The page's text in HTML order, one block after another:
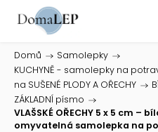
Domů / Samolepky /
KUCHYNĚ - samolepky na
na SUŠENÉ PLODY A OŘECHY /
ZÁKLADNÍ písmo /
VLAŠSKÉ OŘECHY 5 x 5 cm –
omyvatelná samolepka na